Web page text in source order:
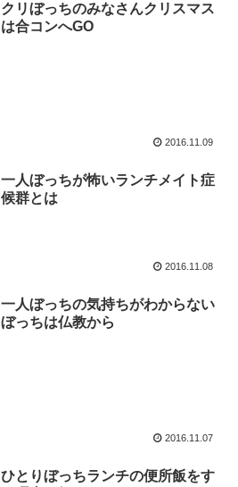
クリぼっちのみなさんクリスマス
は合コンへGO
2016.11.09
一人ぼっちが怖いランチメイト症
候群とは
2016.11.08
一人ぼっちの気持ちがわからない
ぼっちは仏教から
2016.11.07
ひとりぼっちランチの便所飯をす